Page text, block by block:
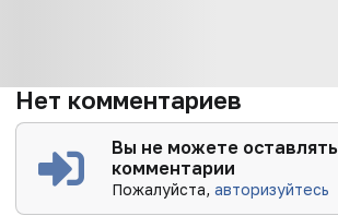
Нет комментариев
Вы не можете оставлять
комментарии
Пожалуйста,авторизуйтесь